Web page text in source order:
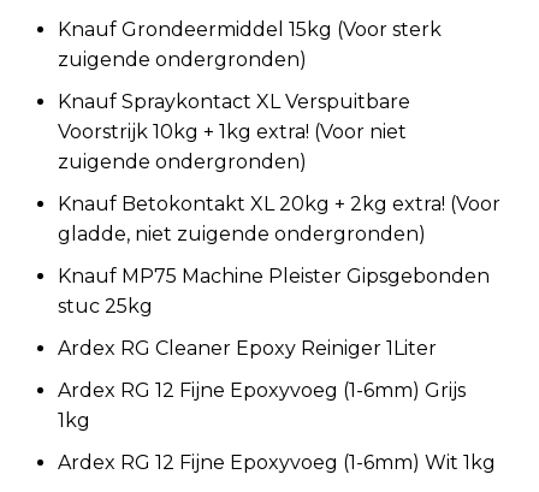
Knauf Grondeermiddel 15kg (Voor sterk
zuigende ondergronden)
Knauf Spraykontact XL Verspuitbare
Voorstrijk 10kg + 1kg extra! (Voor niet
zuigende ondergronden)
Knauf Betokontakt XL 20kg + 2kg extra! (Voor
gladde, niet zuigende ondergronden)
Knauf MP75 Machine Pleister Gipsgebonden
stuc 25kg
Ardex RG Cleaner Epoxy Reiniger 1Liter
Ardex RG 12 Fijne Epoxyvoeg (1-6mm) Grijs
1kg
Ardex RG 12 Fijne Epoxyvoeg (1-6mm) Wit 1kg